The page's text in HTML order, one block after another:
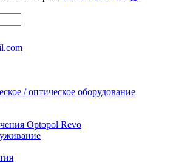
/ оптическое оборудование
Оptopol Revo